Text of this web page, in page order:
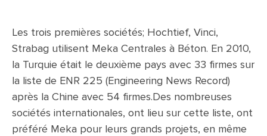
Les trois premières sociétés; Hochtief, Vinci,
Strabag utilisent Meka Centrales à Béton. En 2010,
la Turquie était le deuxième pays avec 33 firmes sur
la liste de ENR 225 (Engineering News Record)
après la Chine avec 54 firmes.Des nombreuses
sociétés internationales, ont lieu sur cette liste, ont
préféré Meka pour leurs grands projets, en même